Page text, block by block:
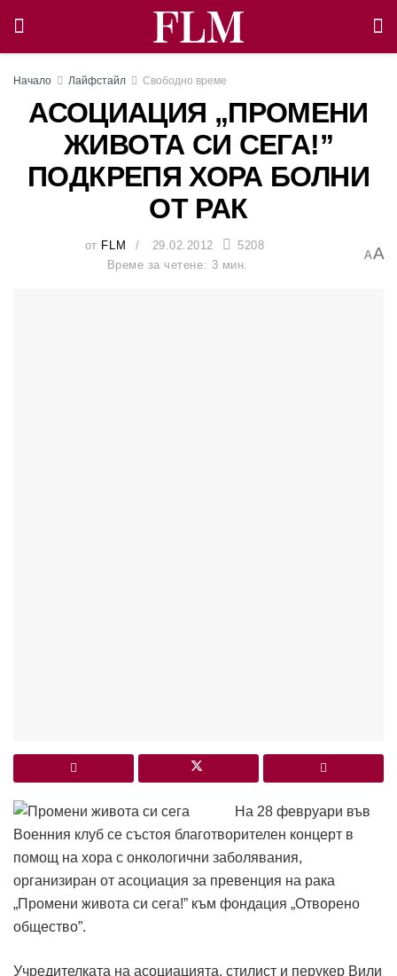
Начало Лайфстайл Свободно време
АСОЦИАЦИЯ „ПРОМЕНИ
ЖИВОТА СИ СЕГА!”
ПОДКРЕПЯ ХОРА БОЛНИ
ОТ РАК
от FLM 29.02.2012
5208
Време за четене: 3 мин.
AA
На 28 февруари във
Военния клуб се състоя благотворителен концерт в
помощ на хора с онкологични заболявания,
организиран от асоциация за превенция на рака
„Промени живота си сега!” към фондация „Отворено
общество”.
Учредителката на асоциацията, стилист и перукер Вили